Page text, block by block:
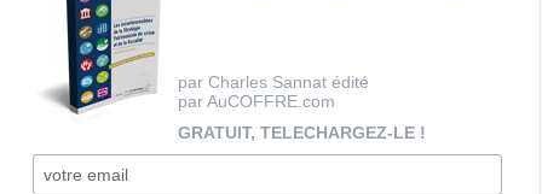
par Charles Sannat édité
par AuCOFFRE.com
GRATUIT, TELECHARGEZ-LE !